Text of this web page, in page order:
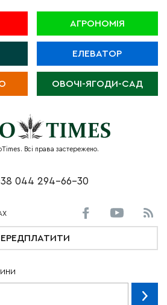
АГРОНОМІЯ
ЕЛЕВАТОР
ОВОЧІ-ЯГОДИ-САД
Всі права застережено.
044 294-66-30